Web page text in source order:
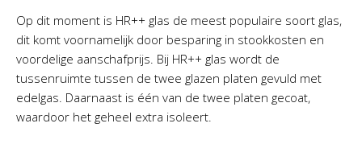
Op dit moment is HR++ glas de meest populaire soort glas,
dit komt voornamelijk door besparing in stookkosten en
voordelige aanschafprijs. Bij HR++ glas wordt de
tussenruimte tussen de twee glazen platen gevuld met
edelgas. Daarnaast is één van de twee platen gecoat,
waardoor het geheel extra isoleert.